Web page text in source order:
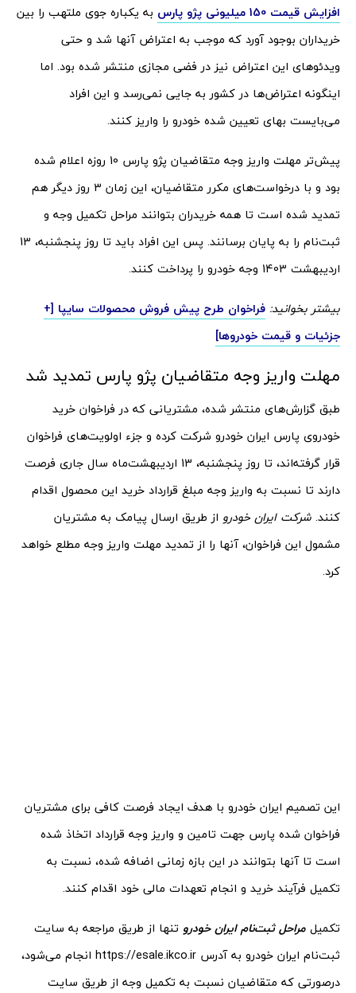
افزایش قیمت 150 میلیونی پژو پارس
به یکباره جوی ملتهب را بین
خریداران بوجود آورد که موجب به اعتراض آنها شد و حتی
ویدئوهای این اعتراض نیز در فضی مجازی منتشر شده بود. اما
اینگونه اعتراض‌ها در کشور به جایی نمی‌رسد و این افراد
می‌بایست بهای تعیین شده خودرو را واریز کنند.
پیش‌تر مهلت واریز وجه متقاضیان پژو پارس 10 روزه اعلام شده
بود و با درخواست‌های مکرر متقاضیان، این زمان 3 روز دیگر هم
تمدید شده است تا همه خریدران بتوانند مراحل تکمیل وجه و
ثبت‌نام را به پایان برسانند. پس این افراد باید تا روز پنجشنبه، 13
اردیبهشت 1403 وجه خودرو را پرداخت کنند.
بیشتر بخوانید: فراخوان طرح پیش فروش محصولات سایپا [+
جزئیات و قیمت خودروها]
مهلت واریز وجه متقاضیان پژو پارس تمدید شد
طبق گزارش‌های منتشر شده، مشتریانی که در فراخوان خرید
خودروی پارس ایران خودرو شرکت کرده و جزء اولویت‌های فراخوان
قرار گرفته‌اند، تا روز پنجشنبه، 13 اردیبهشت‌ماه سال جاری فرصت
دارند تا نسبت به واریز وجه مبلغ قرارداد خرید این محصول اقدام
کنند. شرکت ایران خودرو از طریق ارسال پیامک به مشتریان
مشمول این فراخوان، آنها را از تمدید مهلت واریز وجه مطلع خواهد
کرد.
این تصمیم ایران خودرو با هدف ایجاد فرصت کافی برای مشتریان
فراخوان شده پارس جهت تامین و واریز وجه قرارداد اتخاذ شده
است تا آنها بتوانند در این بازه زمانی اضافه شده، نسبت به
تکمیل فرآیند خرید و انجام تعهدات مالی خود اقدام کنند.
تکمیل مراحل ثبت‌نام ایران خودرو تنها از طریق مراجعه به سایت
ثبت‌نام ایران خودرو به آدرس https://esale.ikco.ir انجام می‌شود،
درصورتی که متقاضیان نسبت به تکمیل وجه از طریق سایت